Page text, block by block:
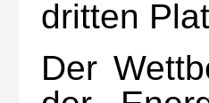
dritten
Der